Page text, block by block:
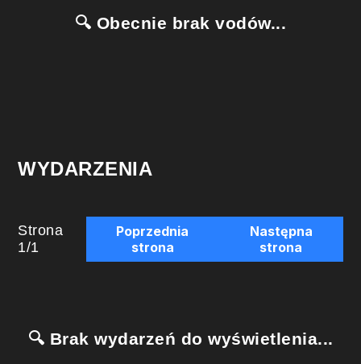
🔍 Obecnie brak vodów...
WYDARZENIA
Strona
1/1
Poprzednia
strona
Następna
strona
🔍 Brak wydarzeń do wyświetlenia...